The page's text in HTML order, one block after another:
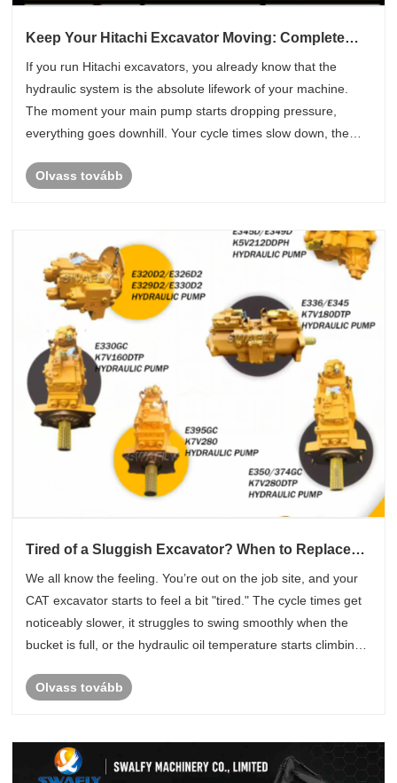
Keep Your Hitachi Excavator Moving: Complete
If you run Hitachi excavators, you already know that the
hydraulic system is the absolute lifework of your machine.
The moment your main pump starts dropping pressure,
everything goes downhill. Your cycle times slow down, the
that crisp, p......
Olvass tovább
Tired of a Sluggish Excavator? When to Replace
We all know the feeling. You’re out on the job site, and your
CAT excavator starts to feel a bit "tired." The cycle times get
noticeably slower, it struggles to swing smoothly when the
bucket is full, or the hydraulic oil temperature starts climbing
Olvass tovább